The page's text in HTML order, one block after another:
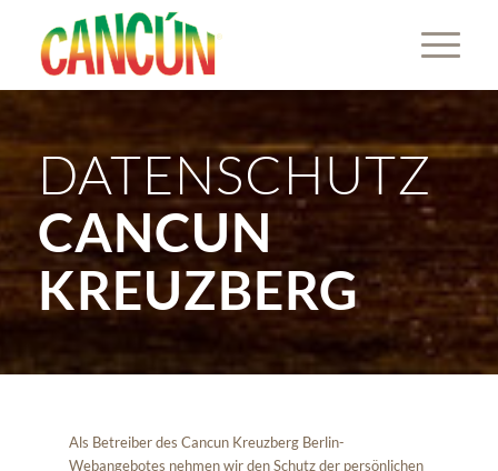
DATENSCHUTZ
CANCUN
KREUZBERG
Als Betreiber des Cancun Kreuzberg Berlin-
Webangebotes nehmen wir den Schutz der persönlichen